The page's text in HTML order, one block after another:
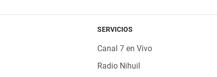
SERVICIOS
Canal 7 en Vivo
Radio Nihuil